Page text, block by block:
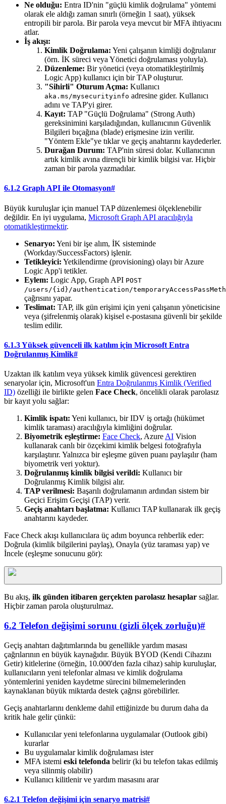
Ne olduğu: Entra ID'nin "güçlü kimlik doğrulama" yöntemi
olarak ele aldığı zaman sınırlı (örneğin 1 saat), yüksek
entropili bir parola. Bir parola veya mevcut bir MFA ihtiyacını
atlar.
İş akışı:
Kimlik Doğrulama: Yeni çalışanın kimliği doğrulanır
(örn. İK süreci veya Yönetici doğrulaması yoluyla).
Düzenleme: Bir yönetici (veya otomatikleştirilmiş
Logic App) kullanıcı için bir TAP oluşturur.
"Sihirli" Oturum Açma: Kullanıcı
aka.ms/mysecurityinfo adresine gider. Kullanıcı
adını ve TAP'yi girer.
Kayıt: TAP "Güçlü Doğrulama" (Strong Auth)
gereksinimini karşıladığından, kullanıcının Güvenlik
Bilgileri bıçağına (blade) erişmesine izin verilir.
"Yöntem Ekle"ye tıklar ve geçiş anahtarını kaydederler.
Durağan Durum: TAP'nin süresi dolar. Kullanıcının
artık kimlik avına dirençli bir kimlik bilgisi var. Hiçbir
zaman bir parola yazmadılar.
6.1.2 Graph API ile Otomasyon#
Büyük kuruluşlar için manuel TAP düzenlemesi ölçeklenebilir
değildir. En iyi uygulama, Microsoft Graph API aracılığıyla
otomatikleştirmektir.
Senaryo: Yeni bir işe alım, İK sisteminde
(Workday/SuccessFactors) işlenir.
Tetikleyici: Yetkilendirme (provisioning) olayı bir Azure
Logic App'i tetikler.
Eylem: Logic App, Graph API POST
/users/{id}/authentication/
çağrısını yapar.
Teslimat: TAP, ilk gün erişimi için yeni çalışanın yöneticisine
veya (şifrelenmiş olarak) kişisel e-postasına güvenli bir şekilde
teslim edilir.
6.1.3 Yüksek güvenceli ilk katılım için Microsoft Entra
Doğrulanmış Kimlik#
Uzaktan ilk katılım veya yüksek kimlik güvencesi gerektiren
senaryolar için, Microsoft'un Entra Doğrulanmış Kimlik (Verified
ID) özelliği ile birlikte gelen Face Check, öncelikli olarak parolasız
bir kayıt yolu sağlar:
Kimlik ispatı: Yeni kullanıcı, bir IDV iş ortağı (hükümet
kimlik taraması) aracılığıyla kimliğini doğrular.
Biyometrik eşleştirme: Face Check, Azure AI Vision
kullanarak canlı bir özçekimi kimlik belgesi fotoğrafıyla
karşılaştırır. Yalnızca bir eşleşme güven puanı paylaşılır (ham
biyometrik veri yoktur).
Doğrulanmış kimlik bilgisi verildi: Kullanıcı bir
Doğrulanmış Kimlik bilgisi alır.
TAP verilmesi: Başarılı doğrulamanın ardından sistem bir
Geçici Erişim Geçişi (TAP) verir.
Geçiş anahtarı başlatma: Kullanıcı TAP kullanarak ilk geçiş
anahtarını kaydeder.
Face Check akışı kullanıcılara üç adım boyunca rehberlik eder:
Doğrula (kimlik bilgilerini paylaş), Onayla (yüz taraması yap) ve
İncele (eşleşme sonucunu gör):
Bu akış, ilk günden itibaren gerçekten parolasız hesaplar sağlar.
Hiçbir zaman parola oluşturulmaz.
6.2 Telefon değişimi sorunu (gizli ölçek zorluğu)#
Geçiş anahtarı dağıtımlarında bu genellikle yardım masası
çağrılarının en büyük kaynağıdır. Büyük BYOD (Kendi Cihazını
Getir) kitlelerine (örneğin, 10.000'den fazla cihaz) sahip kuruluşlar,
kullanıcıların yeni telefonlar alması ve kimlik doğrulama
yöntemlerini yeniden kaydetme sürecini bilmemelerinden
kaynaklanan büyük miktarda destek çağrısı görebilirler.
Geçiş anahtarlarını denkleme dahil ettiğinizde bu durum daha da
kritik hale gelir çünkü:
Kullanıcılar yeni telefonlarına uygulamalar (Outlook gibi)
kurarlar
Bu uygulamalar kimlik doğrulaması ister
MFA istemi eski telefonda belirir (ki bu telefon takas edilmiş
veya silinmiş olabilir)
Kullanıcı kilitlenir ve yardım masasını arar
6.2.1 Telefon değişimi için senaryo matrisi#